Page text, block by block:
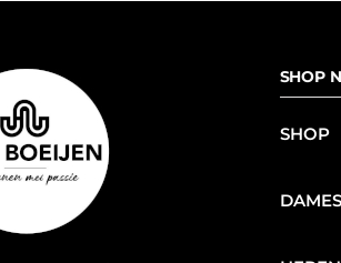
SHOP
SHOP